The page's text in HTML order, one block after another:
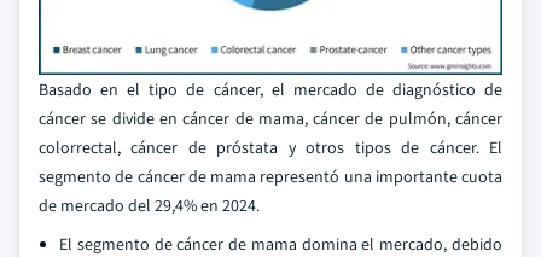
Basado en el tipo de cáncer, el mercado de diagnóstico de
cáncer se divide en cáncer de mama, cáncer de pulmón, cáncer
colorrectal, cáncer de próstata y otros tipos de cáncer. El
segmento de cáncer de mama representó una importante cuota
de mercado del 29,4% en 2024.
El segmento de cáncer de mama domina el mercado, debido